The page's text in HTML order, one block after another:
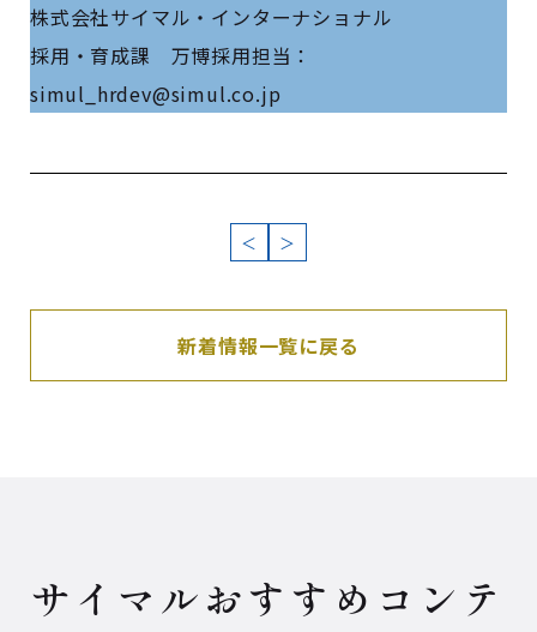
株式会社サイマル・インターナショナル
採用・育成課 万博採用担当：
simul_hrdev@simul.co.jp
＜ ＞
新着情報一覧に戻る
サイマルおすすめコンテ